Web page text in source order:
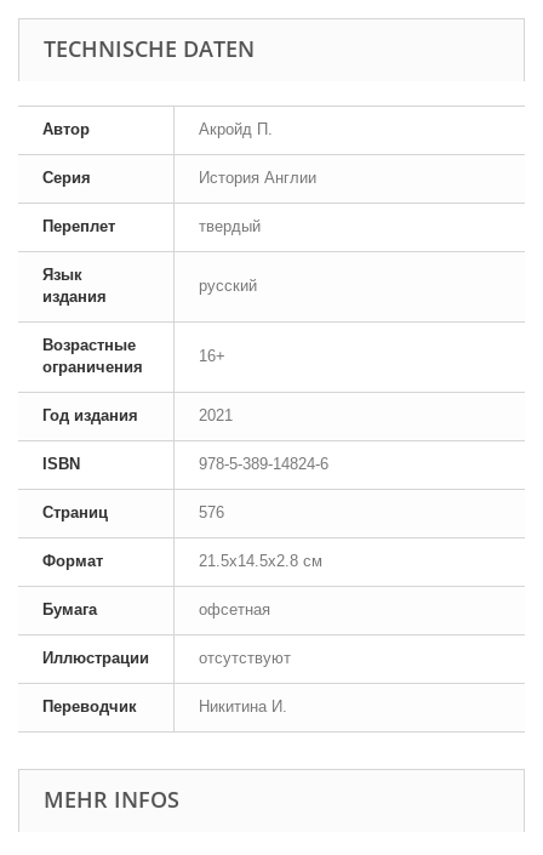
TECHNISCHE DATEN
Автор Акройд П.
Серия История Англии
Переплет твердый
Язык
издания
русский
Возрастные
ограничения
16+
Год издания 2021
ISBN 978-5-389-14824-6
Страниц 576
Формат 21.5x14.5x2.8 см
Бумага офсетная
Иллюстрации отсутствуют
Переводчик Никитина И.
MEHR INFOS